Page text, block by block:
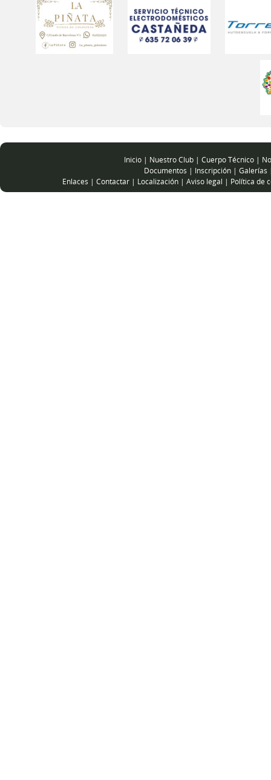
Inicio | Nuestro Club | Cuerpo Técnico |
Documentos | Inscripción | Galerías
Enlaces | Contactar | Localización | Aviso legal | Política de